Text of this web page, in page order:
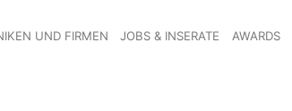
UND FIRMEN JOBS & INSERATE AWARDS